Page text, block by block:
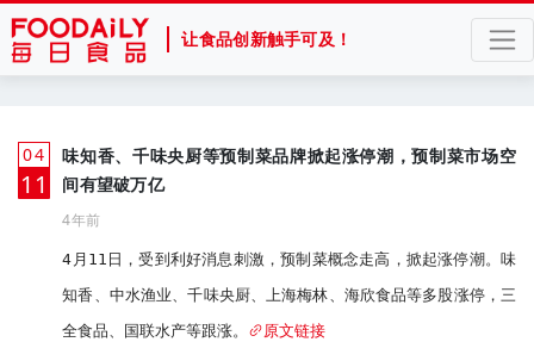
让食品创新触手可及！
04
月
11
味知香、千味央厨等预制菜品牌掀起涨停潮，预制菜市场空
间有望破万亿
4年前
4月11日，受到利好消息刺激，预制菜概念走高，掀起涨停潮。味
知香、中水渔业、千味央厨、上海梅林、海欣食品等多股涨停，三
全食品、国联水产等跟涨。
原文链接